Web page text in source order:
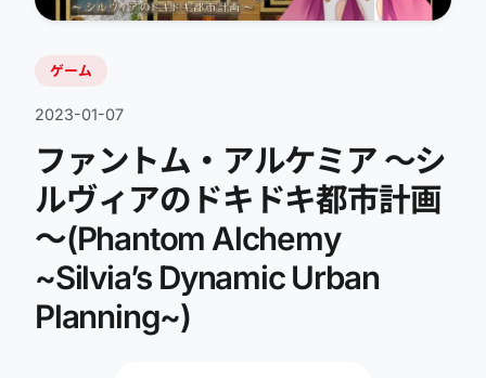
ゲーム
2023-01-07
ファントム・アルケミア ～シ
ルヴィアのドキドキ都市計画
～(Phantom Alchemy
~Silvia’s Dynamic Urban
Planning~)